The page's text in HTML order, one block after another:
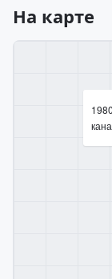
На карте